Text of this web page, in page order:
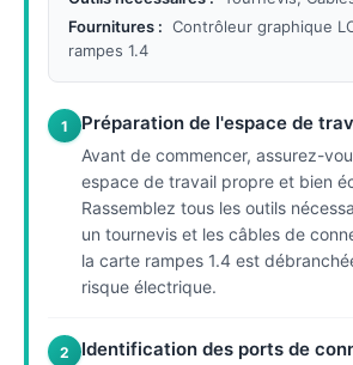
Fournitures : Contrôleur graphique
rampes 1.4
1 Préparation de l'espace de
Avant de commencer, assurez-
espace de travail propre et bien
Rassemblez tous les outils
un tournevis et les câbles de
la carte rampes 1.4 est
risque électrique.
2 Identification des ports de